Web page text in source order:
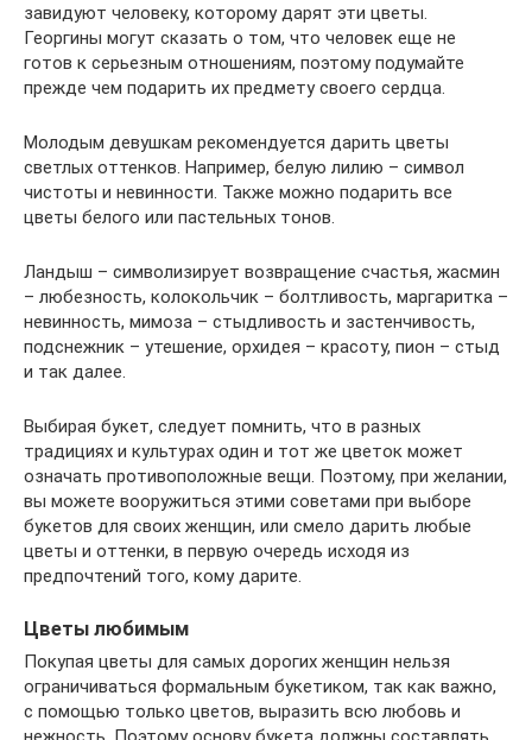
завидуют человеку, которому дарят эти цветы.
Георгины могут сказать о том, что человек еще не
готов к серьезным отношениям, поэтому подумайте
прежде чем подарить их предмету своего сердца.
Молодым девушкам рекомендуется дарить цветы
светлых оттенков. Например, белую лилию – символ
чистоты и невинности. Также можно подарить все
цветы белого или пастельных тонов.
Ландыш – символизирует возвращение счастья, жасмин
– любезность, колокольчик – болтливость, маргаритка –
невинность, мимоза – стыдливость и застенчивость,
подснежник – утешение, орхидея – красоту, пион – стыд
и так далее.
Выбирая букет, следует помнить, что в разных
традициях и культурах один и тот же цветок может
означать противоположные вещи. Поэтому, при желании,
вы можете вооружиться этими советами при выборе
букетов для своих женщин, или смело дарить любые
цветы и оттенки, в первую очередь исходя из
предпочтений того, кому дарите.
Цветы любимым
Покупая цветы для самых дорогих женщин нельзя
ограничиваться формальным букетиком, так как важно,
с помощью только цветов, выразить всю любовь и